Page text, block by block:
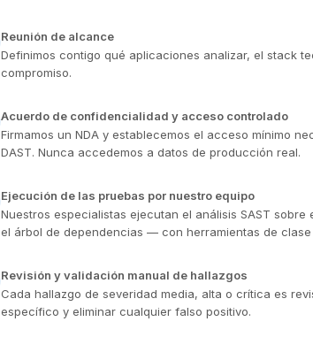
Reunión de alcance
Definimos contigo qué aplicaciones analizar, el stack
compromiso.
Acuerdo de confidencialidad y acceso controlado
Firmamos un NDA y establecemos el acceso mínimo
DAST. Nunca accedemos a datos de producción real.
Ejecución de las pruebas por nuestro equipo
Nuestros especialistas ejecutan el análisis SAST
el árbol de dependencias — con herramientas de
Revisión y validación manual de hallazgos
Cada hallazgo de severidad media, alta o crítica es
específico y eliminar cualquier falso positivo.